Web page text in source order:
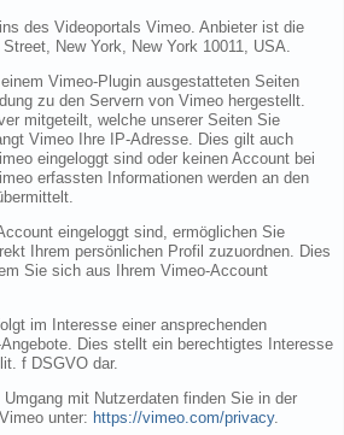
des Videoportals Vimeo. Anbieter ist die
New York, New York 10011, USA.
Vimeo-Plugin ausgestatteten Seiten
zu den Servern von Vimeo hergestellt.
mitgeteilt, welche unserer Seiten Sie
Vimeo Ihre IP-Adresse. Dies gilt auch
eingeloggt sind oder keinen Account bei
erfassten Informationen werden an den
eingeloggt sind, ermöglichen Sie
Ihrem persönlichen Profil zuzuordnen. Dies
Sie sich aus Ihrem Vimeo-Account
im Interesse einer ansprechenden
Dies stellt ein berechtigtes Interesse
f DSGVO dar.
mit Nutzerdaten finden Sie in der
unter: https://vimeo.com/privacy.